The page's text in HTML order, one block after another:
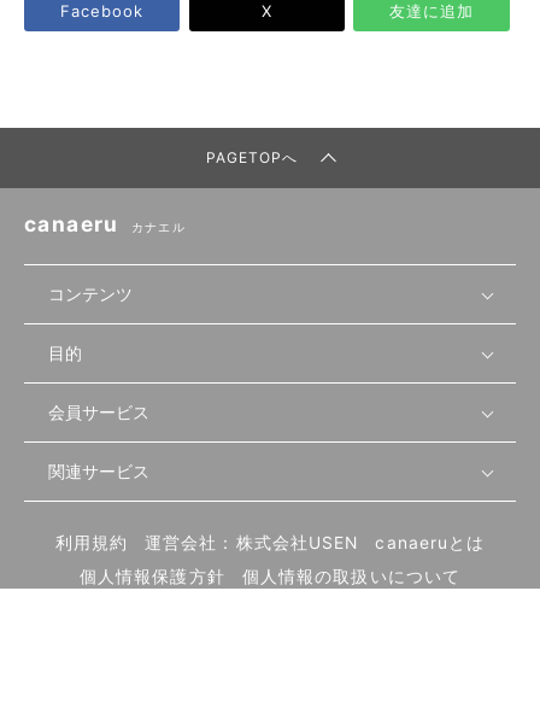
Facebook X 友達に追加
PAGETOPへ
canaeru カナエル
コンテンツ
無料開業相談
セミナー情報
セミナー動画
物件を探す
首都圏
北海道
先輩開業者の声
開業・経営に関する記事
目的
店舗運営
物件
内装・設備
食材・仕入れ
会員サービス
会員登録
ログイン
関連サービス
飲食店サクセスガイド（外部サイト）
利用規約 運営会社：株式会社USEN
canaeruとは
個人情報保護方針
個人情報の取扱いについて